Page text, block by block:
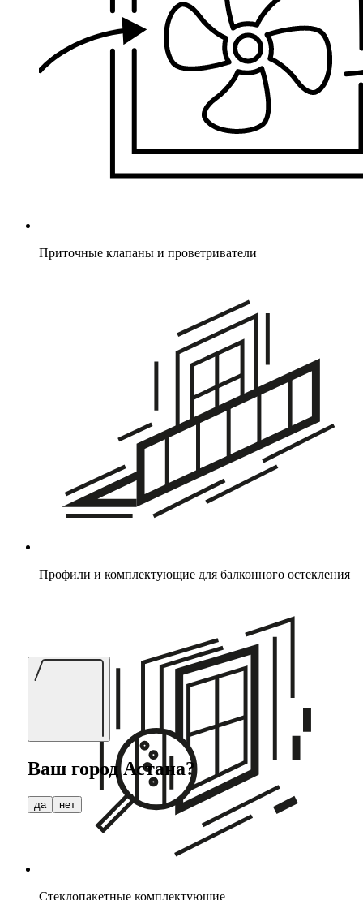
Приточные клапаны и проветриватели
Профили и комплектующие для балконного остекления
Стеклопакетные комплектующие
Ваш городАстана?
да нет